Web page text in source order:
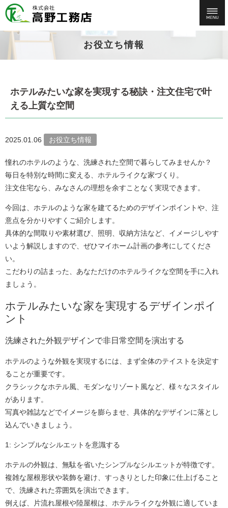
お役立ち情報
ホテルみたいな家を実現する秘訣・注文住宅で叶
える上質な空間
2025.01.06 お役立ち情報
憧れのホテルのような、洗練された空間で暮らしてみませんか？
毎日を特別な時間に変える、ホテルライクな家づくり。
注文住宅なら、みなさんの理想を余すことなく実現できます。
今回は、ホテルのような家を建てるためのデザインポイントや、注
意点を分かりやすくご紹介します。
具体的な間取りや素材選び、照明、収納方法など、イメージしやす
いよう解説しますので、ぜひマイホーム計画の参考にしてくださ
い。
こだわりの詰まった、あなただけのホテルライクな空間を手に入れ
ましょう。
ホテルみたいな家を実現するデザインポイ
ント
洗練された外観デザインで非日常空間を演出する
ホテルのような外観を実現するには、まず全体のテイストを決定す
ることが重要です。
クラシックなホテル風、モダンなリゾート風など、様々なスタイル
があります。
写真や雑誌などでイメージを膨らませ、具体的なデザインに落とし
込んでいきましょう。
1: シンプルなシルエットを意識する
ホテルの外観は、無駄を省いたシンプルなシルエットが特徴です。
複雑な屋根形状や装飾を避け、すっきりとした印象に仕上げること
で、洗練された雰囲気を演出できます。
例えば、片流れ屋根や陸屋根は、ホテルライクな外観に適していま